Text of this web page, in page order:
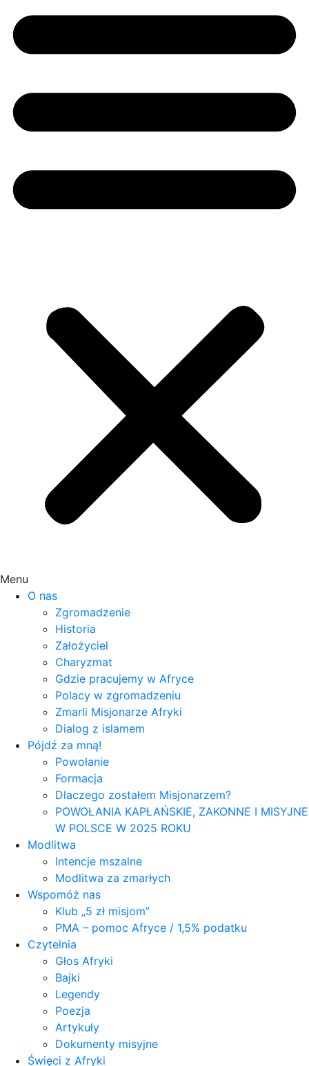
Menu
O nas
Zgromadzenie
Historia
Założyciel
Charyzmat
Gdzie pracujemy w Afryce
Polacy w zgromadzeniu
Zmarli Misjonarze Afryki
Dialog z islamem
Pójdź za mną!
Powołanie
Formacja
Dlaczego zostałem Misjonarzem?
POWOŁANIA KAPŁAŃSKIE, ZAKONNE I MISYJNE
W POLSCE W 2025 ROKU
Modlitwa
Intencje mszalne
Modlitwa za zmarłych
Wspomóż nas
Klub „5 zł misjom”
PMA – pomoc Afryce / 1,5% podatku
Czytelnia
Głos Afryki
Bajki
Legendy
Poezja
Artykuły
Dokumenty misyjne
Święci z Afryki